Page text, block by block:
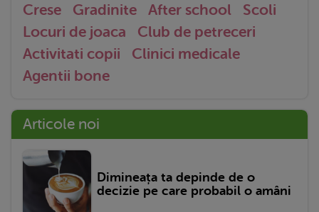
Crese Gradinite After school
Scoli
Locuri de joaca
Club de petreceri
Activitati copii
Clinici medicale
Agentii bone
Articole noi
Dimineața ta depinde de o
decizie pe care probabil o amâni